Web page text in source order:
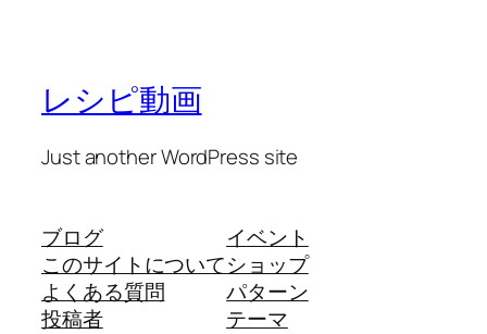
レシピ動画
Just another WordPress site
ブログ
このサイトについて
よくある質問
投稿者
イベント
ショップ
パターン
テーマ